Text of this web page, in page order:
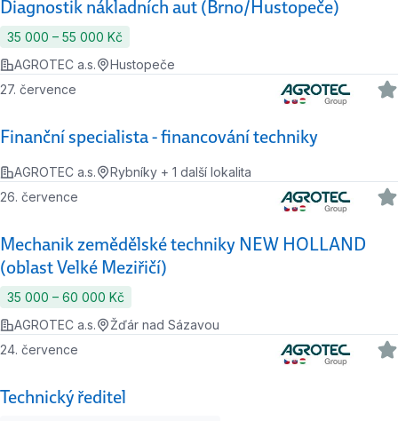
Diagnostik nákladních aut (Brno/Hustopeče)
35 000 ‍–‍ 55 000 Kč
AGROTEC a.s.
Hustopeče
Finanční specialista - financování techniky
27. července
AGROTEC a.s. Rybníky + 1 další lokalita
Mechanik zemědělské techniky NEW HOLLAND
(oblast Velké Meziřičí)
26. července
35 000 ‍–‍ 60 000 Kč
AGROTEC a.s.
Žďár nad Sázavou
Technický ředitel
24. července